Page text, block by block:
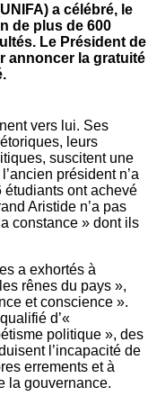
a célébré, le
de plus de 600
Le Président de
annoncer la gratuité
vers lui. Ses
leurs
suscitent une
président n’a
étudiants ont achevé
Aristide n’a pas
constance » dont ils
a exhortés à
rênes du pays »,
et conscience ».
d’«
politique », des
l’incapacité de
errements et à
la gouvernance.